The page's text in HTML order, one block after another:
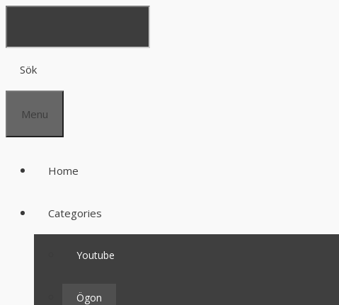
Sök
Menu
Home
Categories
Youtube
Ögon